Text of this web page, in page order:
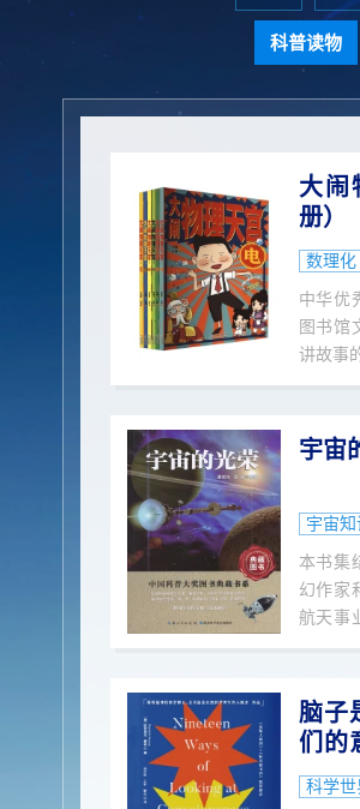
科普读物
大闹
册）
数理化
中华优
图书馆
讲故事
14岁小
+新国
段的物
宇宙
宇宙知
本书集
幻作家
航天事
了许多
航天知
热情和
脑子
们的
的
科学世